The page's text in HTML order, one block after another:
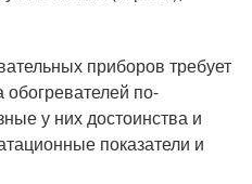
приборов требует
по-
у них достоинства и
показатели и